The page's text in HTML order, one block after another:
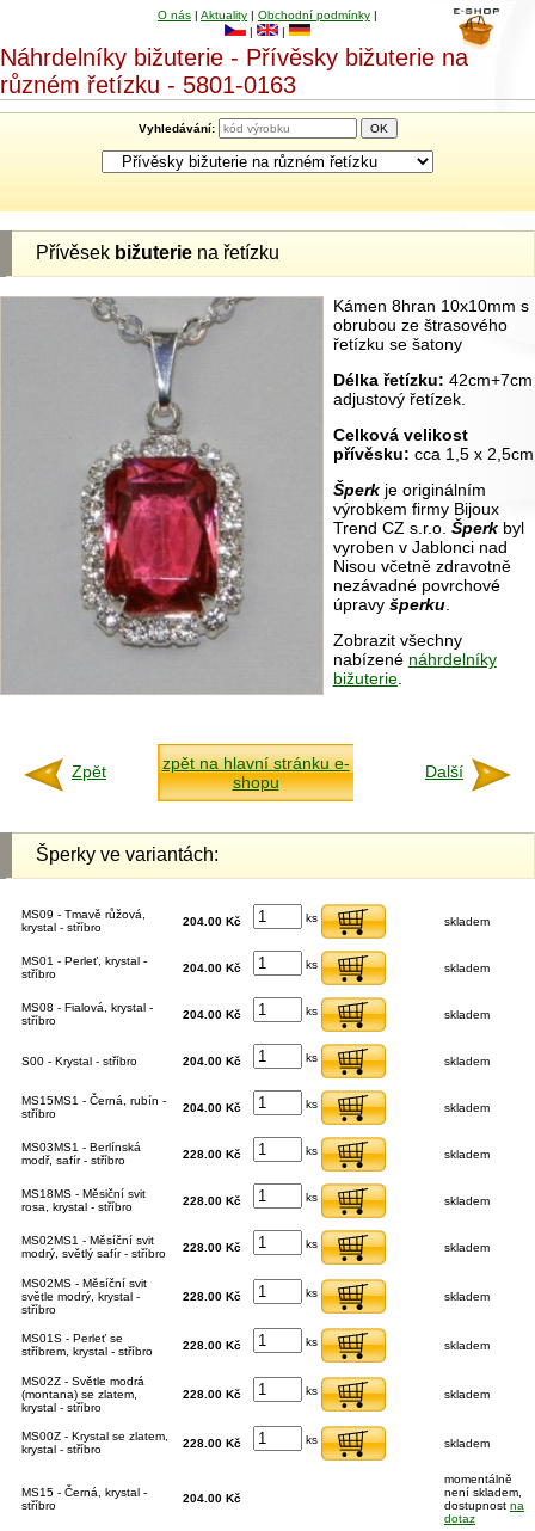
O nás | Aktuality | Obchodní podmínky |
|
|
Náhrdelníky bižuterie - Přívěsky bižuterie na
různém řetízku - 5801-0163
Vyhledávání:
Přívěsek bižuterie na řetízku
Kámen 8hran 10x10mm s
obrubou ze štrasového
řetízku se šatony
Délka řetízku: 42cm+7cm
adjustový řetízek.
Celková velikost
přívěsku: cca 1,5 x 2,5cm
Šperkje originálním
výrobkem firmy Bijoux
Trend CZ s.r.o. Šperkbyl
vyroben v Jablonci nad
Nisou včetně zdravotně
nezávadné povrchové
úpravy šperku.
Zobrazit všechny
nabízené náhrdelníky
bižuterie.
Zpět
zpět na hlavní stránku e-
shopu
Další
Šperky ve variantách:
MS09 - Tmavě růžová,
krystal - stříbro
204.00 Kč ks skladem
MS01 - Perleť, krystal -
stříbro
204.00 Kč ks skladem
MS08 - Fialová, krystal -
stříbro
204.00 Kč ks skladem
S00 - Krystal - stříbro 204.00 Kč ks skladem
MS15MS1 - Černá, rubín -
stříbro
204.00 Kč ks skladem
MS03MS1 - Berlínská
modř, safír - stříbro
228.00 Kč ks skladem
MS18MS - Měsiční svit
rosa, krystal - stříbro
228.00 Kč ks skladem
MS02MS1 - Měsíční svit
modrý, světlý safír - stříbro
228.00 Kč ks skladem
MS02MS - Měsíční svit
světle modrý, krystal -
stříbro
228.00 Kč ks skladem
MS01S - Perleť se
stříbrem, krystal - stříbro
228.00 Kč ks skladem
MS02Z - Světle modrá
(montana) se zlatem,
krystal - stříbro
228.00 Kč ks skladem
MS00Z - Krystal se zlatem,
krystal - stříbro
228.00 Kč ks skladem
MS15 - Černá, krystal -
stříbro
204.00 Kč
momentálně
není skladem,
dostupnost na
dotaz